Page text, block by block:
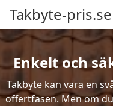
Takbyte-pris.se
Enkelt och
Takbyte kan vara en
offertfasen. Men om